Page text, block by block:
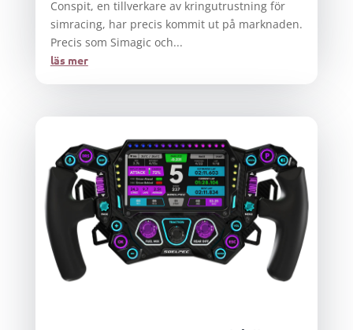
Conspit, en tillverkare av kringutrustning för
simracing, har precis kommit ut på marknaden.
Precis som Simagic och...
läs mer